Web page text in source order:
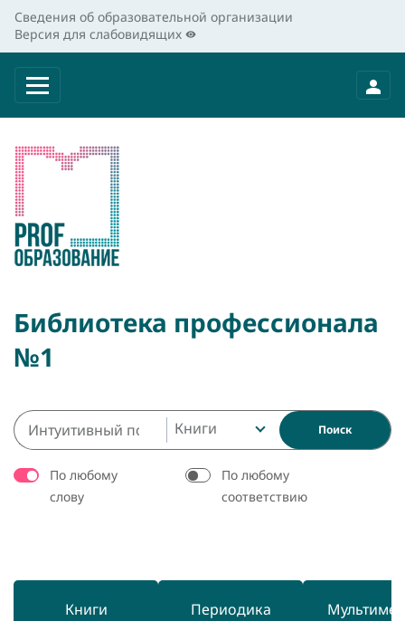
Сведения об образовательной организации
Версия для слабовидящих
Библиотека профессионала
№1
Книги Поиск
По любому
слову
По любому
соответствию
Книги Периодика